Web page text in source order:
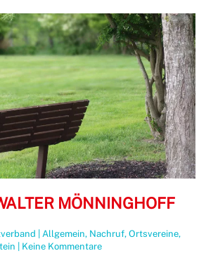
MÖNNINGHOFF
Allgemein, Nachruf, Ortsvereine,
Keine Kommentarezu